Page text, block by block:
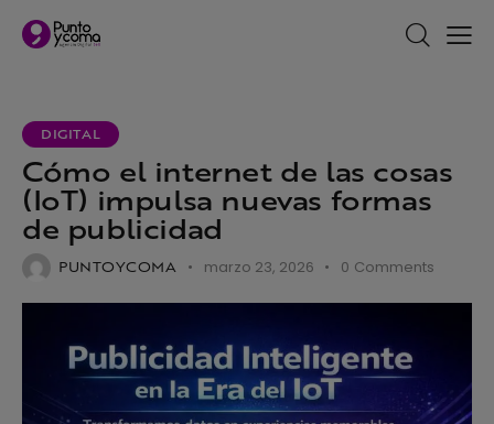
DIGITAL
Cómo el internet de las cosas
(IoT) impulsa nuevas formas
de publicidad
PUNTOYCOMA marzo 23, 2026 0 Comments